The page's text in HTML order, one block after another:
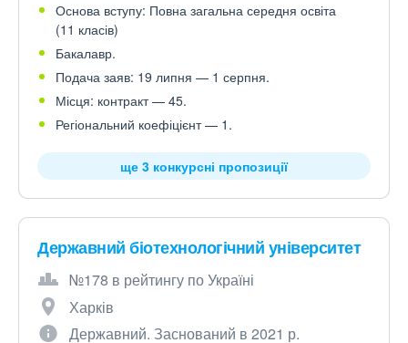
Основа вступу: Повна загальна середня освіта
(11 класів)
Бакалавр.
Подача заяв: 19 липня — 1 серпня.
Місця: контракт — 45.
Регіональний коефіцієнт — 1.
ще 3 конкурсні пропозиції
Державний біотехнологічний університет
№178 в рейтингу по Україні
Харків
Державний. Заснований в 2021 р.